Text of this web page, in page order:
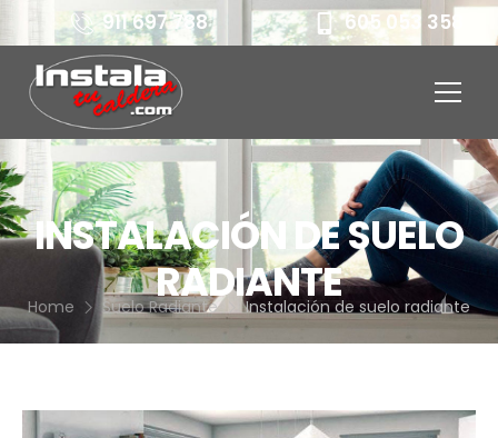
911 697 788 605 053 358
INSTALACIÓN DE SUELO
RADIANTE
Home Suelo Radiante Instalación de suelo radiante